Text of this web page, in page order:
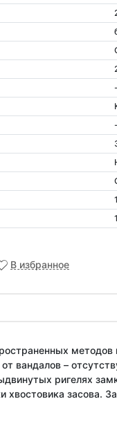
-
-
В избранное
вандалов –
ригелях
хвостовика засова.